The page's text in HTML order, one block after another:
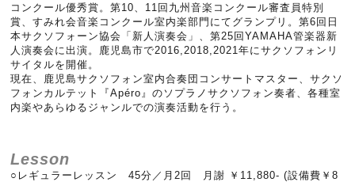
コンクール優秀賞。第10、11回九州音楽コンクール審査員特別
賞、すみれ会音楽コンクール室内楽部門にてグランプリ。第6回日
本サクソフォーン協会「新人演奏会」、第25回YAMAHA管楽器新
人演奏会に出演。鹿児島市で2016,2018,2021年にサクソフォンリ
サイタルを開催。
現在、鹿児島サクソフォン室内合奏団コンサートマスター、サクソ
フォンカルテット『Apéro』のソプラノサクソフォン奏者、各種室
内楽やあらゆるジャンルでの演奏活動を行う。
Lesson
○レギュラーレッスン 45分／月2回 月謝 ￥11,880- (設備費￥8